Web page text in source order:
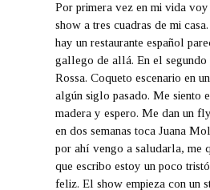
Por primera vez en mi vida voy
show a tres cuadras de mi
hay un restaurante español
gallego de allá. En el segundo
Rossa. Coqueto escenario en
algún siglo pasado. Me siento
madera y espero. Me dan un
en dos semanas toca Juana
por ahí vengo a saludarla, me
que escribo estoy un poco
feliz. El show empieza con un